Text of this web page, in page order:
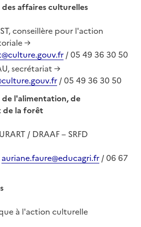
affaires culturelles
conseillère pour l'action
→
/ 05 49 36 30 50
secrétariat →
/ 05 49 36 30 50
l'alimentation, de
de la forêt
/ DRAAF – SRFD
auriane.faure@educagri.fr / 06 67
à l'action culturelle